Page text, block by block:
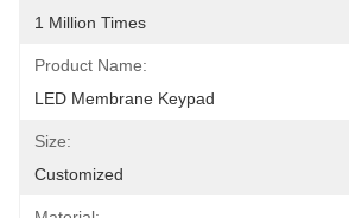
1 Million Times
Product Name:
LED Membrane Keypad
Size:
Customized